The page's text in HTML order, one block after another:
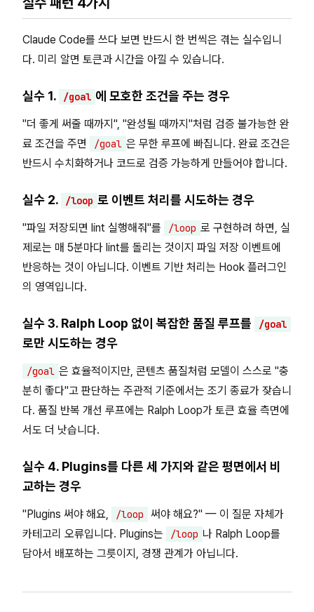
Claude Code를 쓰다 보면 반드시 한 번씩은 겪는 실수입니
다. 미리 알면 토큰과 시간을 아낄 수 있습니다.
실수 1. /goal 에 모호한 조건을 주는 경우
"더 좋게 써줄 때까지", "완성될 때까지"처럼 검증 불가능한 완
료 조건을 주면
/goal 은 무한 루프에 빠집니다. 완료 조건은
반드시 수치화하거나 코드로 검증 가능하게 만들어야 합니다.
실수 2. /loop 로 이벤트 처리를 시도하는 경우
"파일 저장되면 lint 실행해줘"를 /loop 로 구현하려 하면, 실
제로는 매 5분마다 lint를 돌리는 것이지 파일 저장 이벤트에
반응하는 것이 아닙니다. 이벤트 기반 처리는 Hook 플러그인
의 영역입니다.
실수 3. Ralph Loop 없이 복잡한 품질 루프를 /goal
로만 시도하는 경우
/goal 은 효율적이지만, 콘텐츠 품질처럼 모델이 스스로 "충
분히 좋다"고 판단하는 주관적 기준에서는 조기 종료가 잦습니
다. 품질 반복 개선 루프에는 Ralph Loop가 토큰 효율 측면에
서도 더 낫습니다.
실수 4. Plugins를 다른 세 가지와 같은 평면에서 비
교하는 경우
"Plugins 써야 해요, /loop
써야 해요?" — 이 질문 자체가
카테고리 오류입니다. Plugins는
/loop 나 Ralph Loop를
담아서 배포하는 그릇이지, 경쟁 관계가 아닙니다.